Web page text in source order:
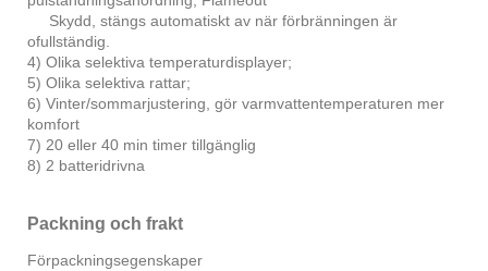
Skydd, stängs automatiskt av när förbränningen är
ofullständig.
4) Olika selektiva temperaturdisplayer;
5) Olika selektiva rattar;
6) Vinter/sommarjustering, gör varmvattentemperaturen mer
komfort
7) 20 eller 40 min timer tillgänglig
8) 2 batteridrivna
Packning och frakt
Förpackningsegenskaper